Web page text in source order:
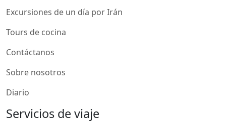
Excursiones de un día por Irán
Tours de cocina
Contáctanos
Sobre nosotros
Diario
Servicios de viaje